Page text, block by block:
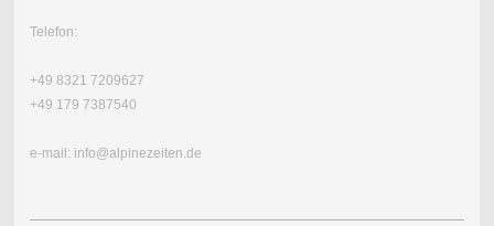
Telefon:
+49 8321 7209627
+49 179 7387540
e-mail: info@alpinezeiten.de